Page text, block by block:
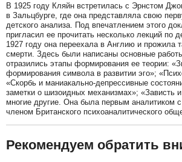
В 1925 году Кляйн встретилась с Эрнстом
в Зальцбурге, где она представляла свою
детского анализа. Под впечатлением этого
пригласил ее прочитать несколько лекций по
1927 году она переехала в Англию и прожила
смерти. Здесь были написаны основные
отразились этапы формирования ее теории:
формирования символа в развитии эго»;
«Скорбь и маниакально-депрессивные
заметки о шизоидных механизмах»; «Зависть
многие другие. Она была первым аналитиком
членом Британского психоаналитического
Рекомендуем обратить